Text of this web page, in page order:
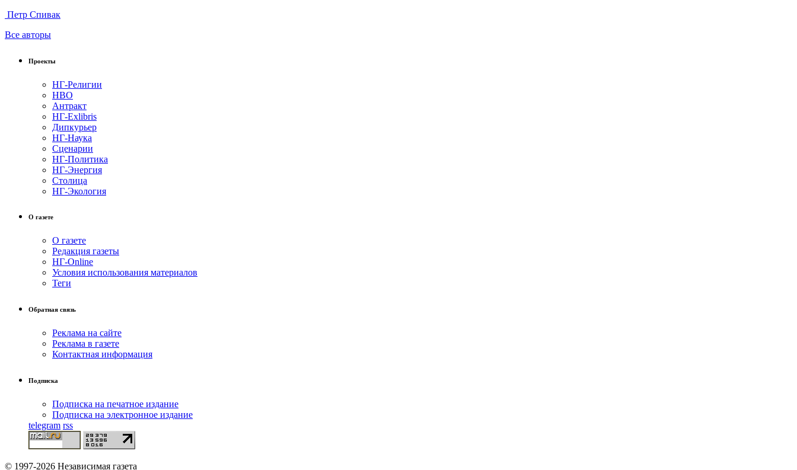
Петр Спивак
Все авторы
Проекты
НГ-Религии
НВО
Антракт
НГ-Exlibris
Дипкурьер
НГ-Наука
Сценарии
НГ-Политика
НГ-Энергия
Столица
НГ-Экология
О газете
О газете
Редакция газеты
НГ-Online
Условия использования материалов
Теги
Обратная связь
Реклама на сайте
Реклама в газете
Контактная информация
Подписка
Подписка на печатное издание
Подписка на электронное издание
telegram rss
© 1997-2026 Независимая газета